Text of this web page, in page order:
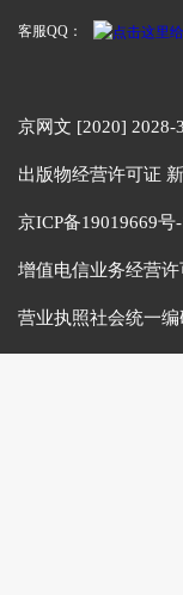
客服QQ：
京网文 [2020] 2028-
出版物经营许可证
京ICP备19019669号-
增值电信业务经营
营业执照社会统一编